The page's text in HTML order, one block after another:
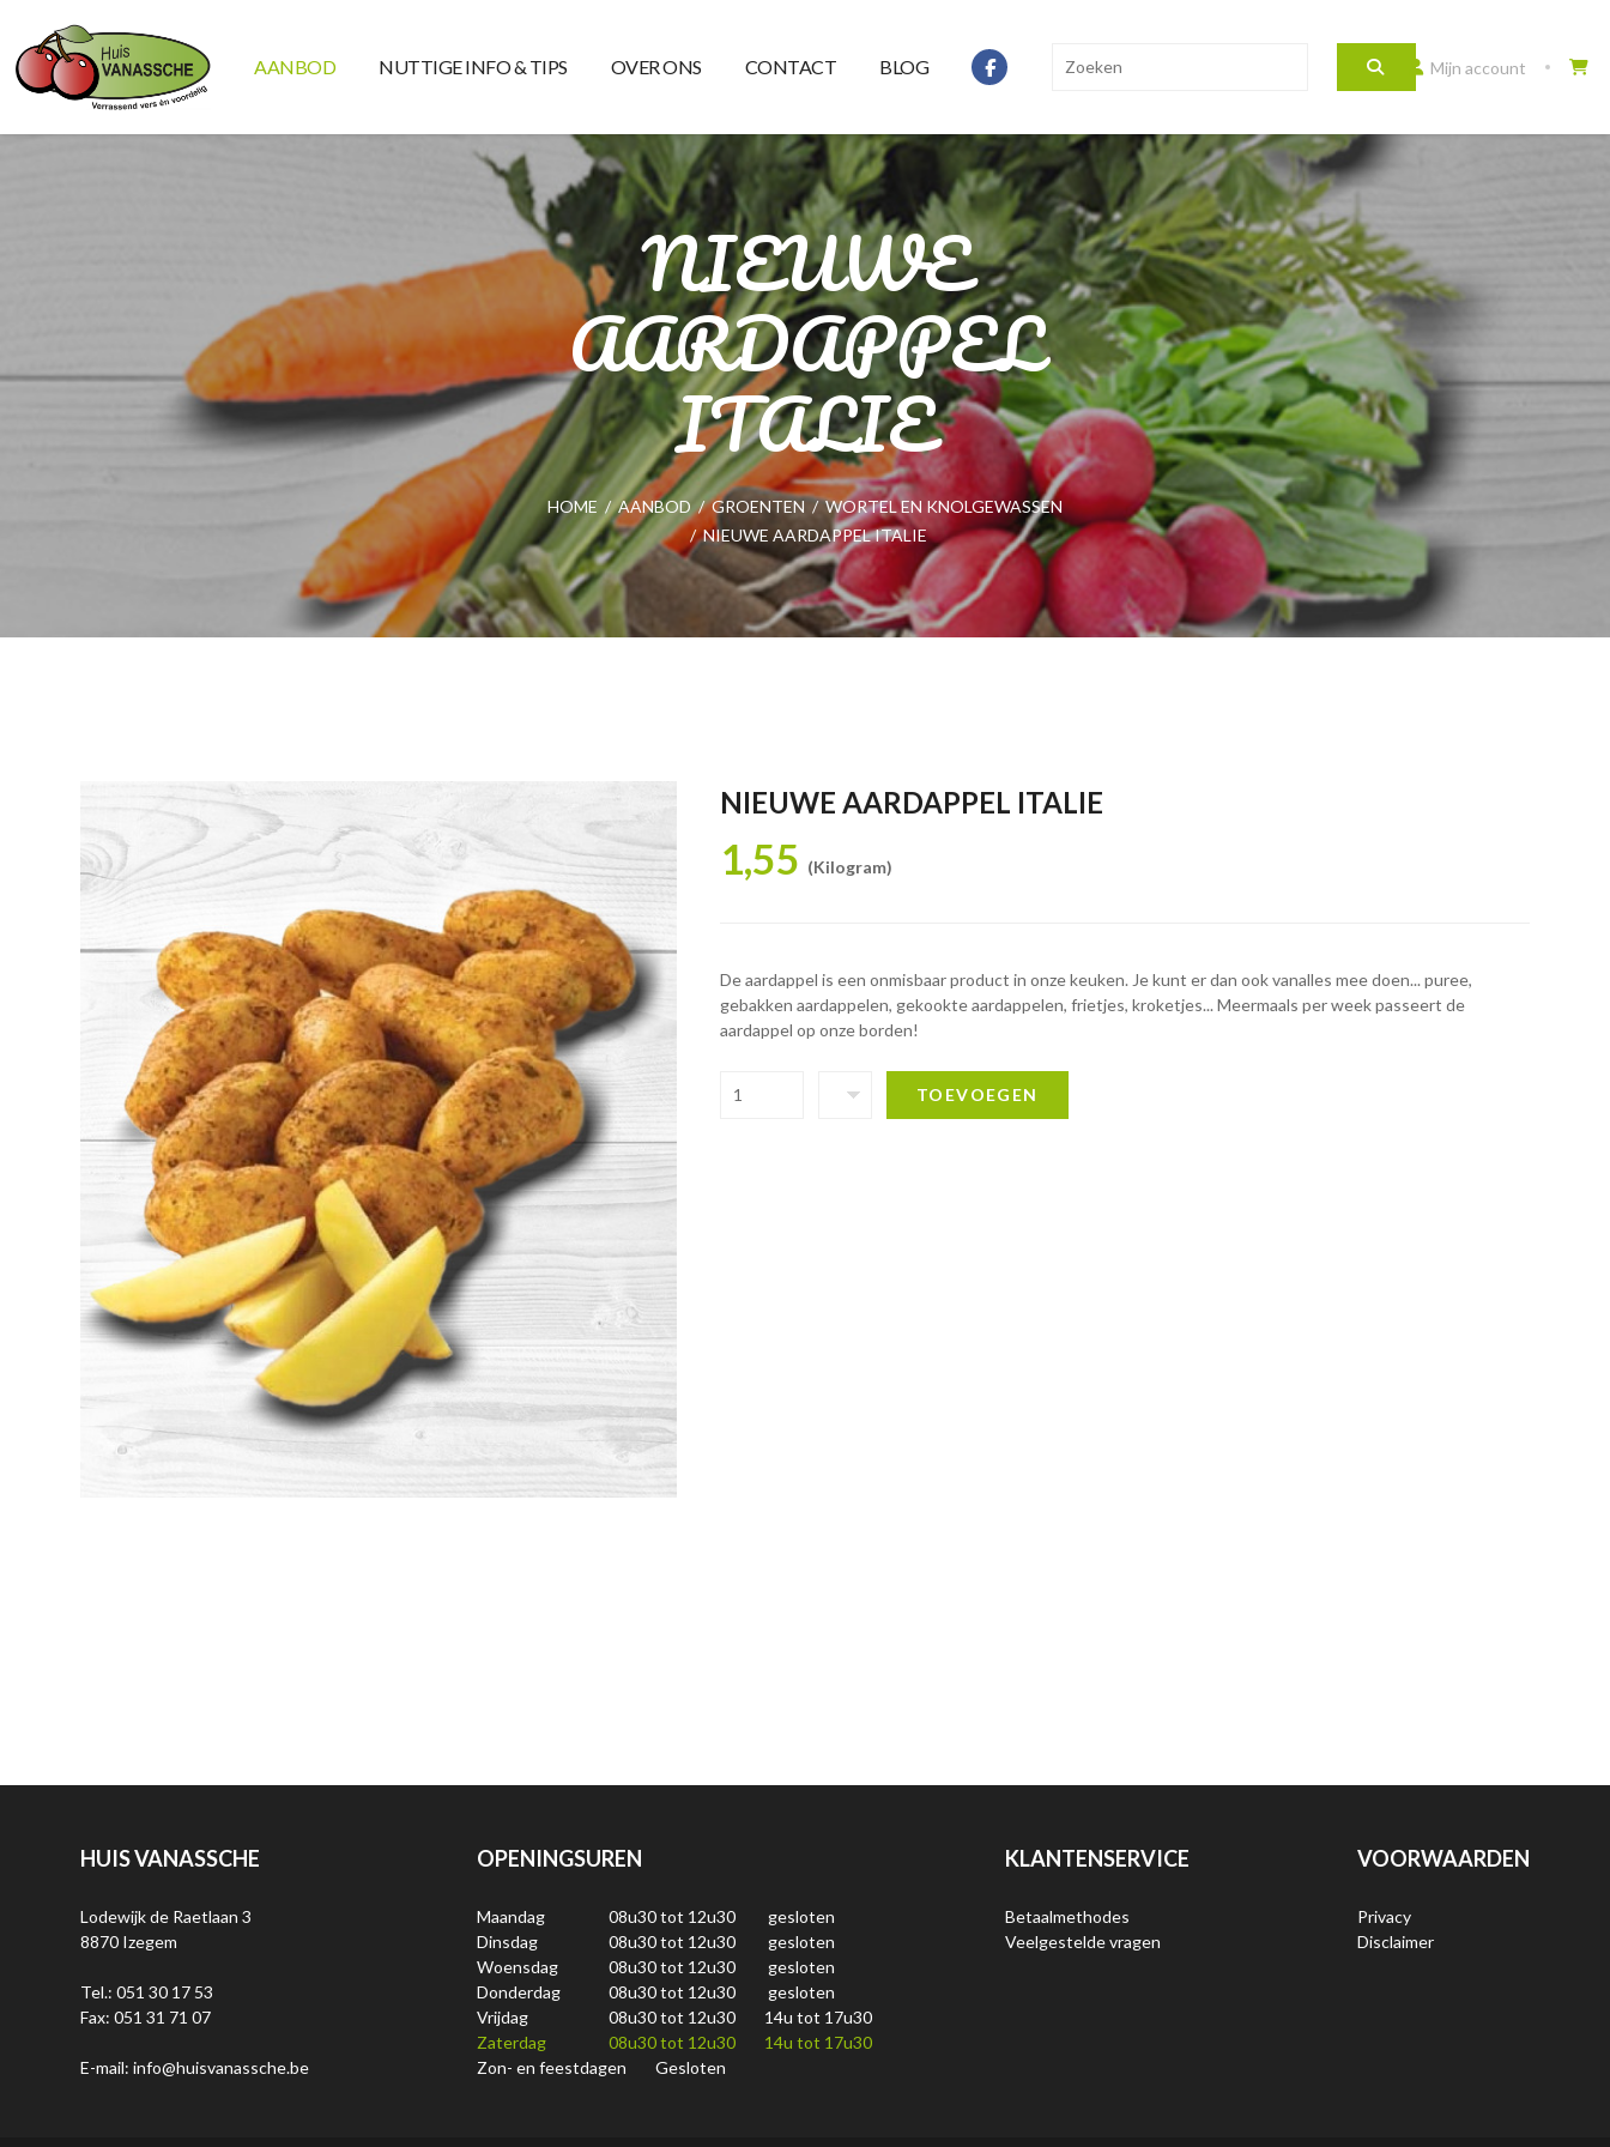
AANBOD NUTTIGE INFO & TIPS OVER ONS CONTACT BLOG Mijn account
NIEUWE
AARDAPPEL
ITALIE
HOME / AANBOD / GROENTEN / WORTEL EN KNOLGEWASSEN
/ NIEUWE AARDAPPEL ITALIE
NIEUWE AARDAPPEL ITALIE
1,55 (Kilogram)
De aardappel is een onmisbaar product in onze keuken. Je kunt er dan ook vanalles mee doen... puree,
gebakken aardappelen, gekookte aardappelen, frietjes, kroketjes... Meermaals per week passeert de
aardappel op onze borden!
TOEVOEGEN
HUIS VANASSCHE
Lodewijk de Raetlaan 3
8870 Izegem
Tel.: 051 30 17 53
Fax: 051 31 71 07
E-mail: info@huisvanassche.be
OPENINGSUREN
Maandag 08u30 tot 12u30
gesloten
Dinsdag
08u30 tot 12u30
gesloten
Woensdag
08u30 tot 12u30
gesloten
Donderdag
08u30 tot 12u30
gesloten
Vrijdag
08u30 tot 12u30
14u tot 17u30
Zaterdag
08u30 tot 12u30
14u tot 17u30
Zon- en feestdagen
Gesloten
KLANTENSERVICE
Betaalmethodes
Veelgestelde vragen
VOORWAARDEN
Privacy
Disclaimer